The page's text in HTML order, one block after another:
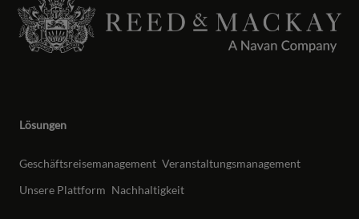
Lösungen
Geschäftsreisemanagement Veranstaltungsmanagement
Unsere Plattform Nachhaltigkeit